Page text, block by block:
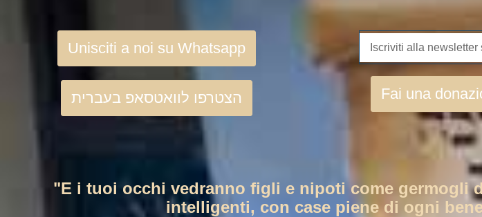
Unisciti a noi su Whatsapp
הצטרפו לוואטסאפ בעברית Fai una
"E i tuoi occhi vedranno figli e nipoti come germogli
intelligenti, con case piene di ogni